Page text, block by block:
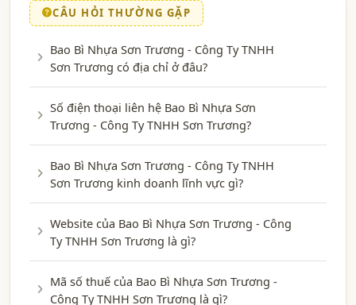
CÂU HỎI THƯỜNG GẶP
Bao Bì Nhựa Sơn Trương - Công Ty TNHH
Sơn Trương có địa chỉ ở đâu?
Số điện thoại liên hệ Bao Bì Nhựa Sơn
Trương - Công Ty TNHH Sơn Trương?
Bao Bì Nhựa Sơn Trương - Công Ty TNHH
Sơn Trương kinh doanh lĩnh vực gì?
Website của Bao Bì Nhựa Sơn Trương - Công
Ty TNHH Sơn Trương là gì?
Mã số thuế của Bao Bì Nhựa Sơn Trương -
Công Ty TNHH Sơn Trương là gì?